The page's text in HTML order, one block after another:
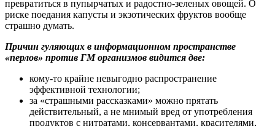
превратиться в пупырчатых и радостно-зеленых овощей. О
риске поедания капусты и экзотических фруктов вообще
страшно думать.
Причин гуляющих в информационном пространстве
«перлов» против ГМ организмов видится две:
кому-то крайне невыгодно распространение
эффективной технологии;
за «страшными рассказками» можно прятать
действительный, а не мнимый вред от употребления
продуктов с нитратами, консервантами, красителями,